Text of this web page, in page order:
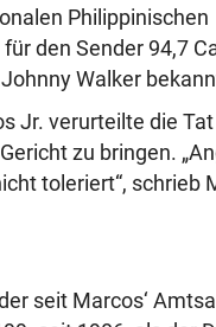
Philippinischen
den Sender 94,7
Walker
Jr. verurteilte die Tat
zu bringen.
toleriert“, schrieb
seit Marcos‘